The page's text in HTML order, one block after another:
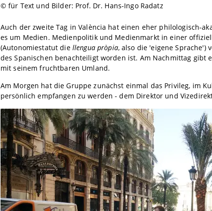
© für Text und Bilder: Prof. Dr. Hans-Ingo Radatz
Auch der zweite Tag in València hat einen eher philologisch-
es um Medien. Medienpolitik und Medienmarkt in einer
(Autonomiestatut die llengua pròpia, also die 'eigene Sprache')
des Spanischen benachteiligt worden ist. Am Nachmittag gibt
mit seinem fruchtbaren Umland.
Am Morgen hat die Gruppe zunächst einmal das Privileg, im
persönlich empfangen zu werden - dem Direktor und